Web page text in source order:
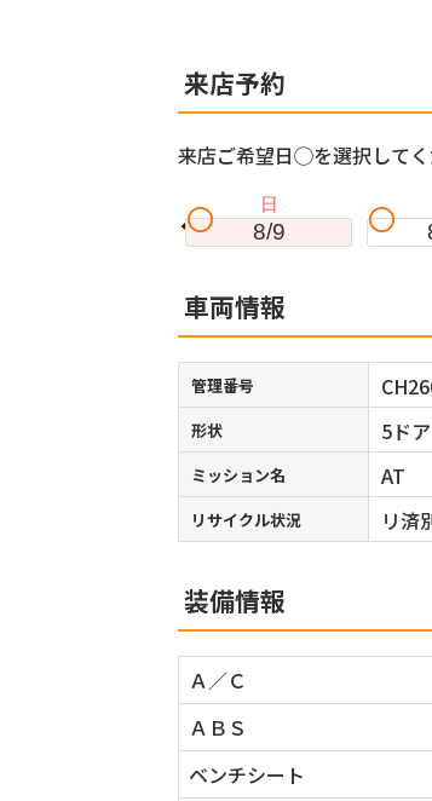
来店予約
来店ご希望日◯を選択してく
日
8/9
車両情報
管理番号
形状 5ドア
ミッション名 AT
リサイクル状況 リ済
装備情報
Ａ／Ｃ
ＡＢＳ
ベンチシート